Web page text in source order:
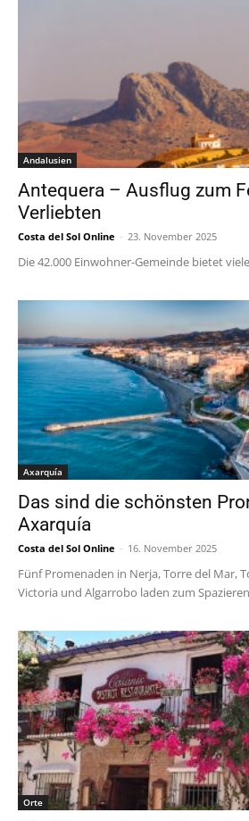
Andalusien
Antequera – Ausflug zum
Verliebten
Costa del Sol Online - 23. November 2025
Die 42.000 Einwohner-Gemeinde bietet
Axarquía
Das sind die schönsten
Axarquía
Costa del Sol Online - 16. November 2025
Fünf Promenaden in Nerja, Torre del Mar,
Victoria und Algarrobo laden zum
Orte